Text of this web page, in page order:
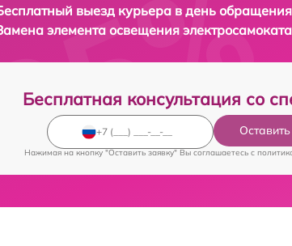
выезд курьера в день обращения
элемента освещения электросамоката
Бесплатная консультация со
Нажимая на кнопку "Оставить заявку" Вы соглашаетесь c